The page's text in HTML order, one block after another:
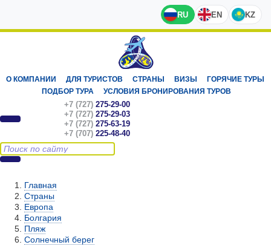
RU EN KZ
О КОМПАНИИ ДЛЯ ТУРИСТОВ СТРАНЫ ВИЗЫ
ГОРЯЧИЕ ТУРЫ
ПОДБОР ТУРА
УСЛОВИЯ БРОНИРОВАНИЯ ТУРОВ
+7 (727) 275-29-00
+7 (727) 275-29-03
+7 (727) 275-63-19
+7 (707) 225-48-40
Главная
Страны
Европа
Болгария
Пляж
Солнечный берег